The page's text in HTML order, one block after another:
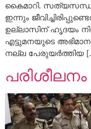
കൈമാറി.
ഇന്നും
ഉല്ലാസിന് ഹൃദയം
എട്ടുമനയുടെ
നല്ല പേരുയർത്തിയ